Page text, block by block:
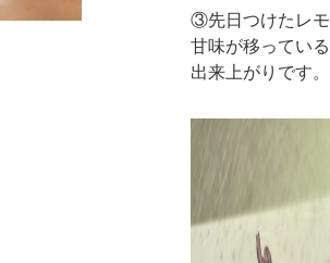
③先日つけたレ
甘味が移ってい
出来上がりです。